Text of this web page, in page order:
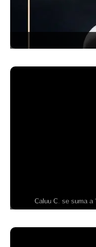
Caluu C. se suma a